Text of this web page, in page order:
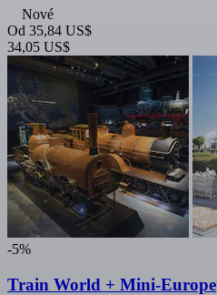
Nové
Od 35,84 US$
34,05 US$
-5%
Train World + Mini-Europe